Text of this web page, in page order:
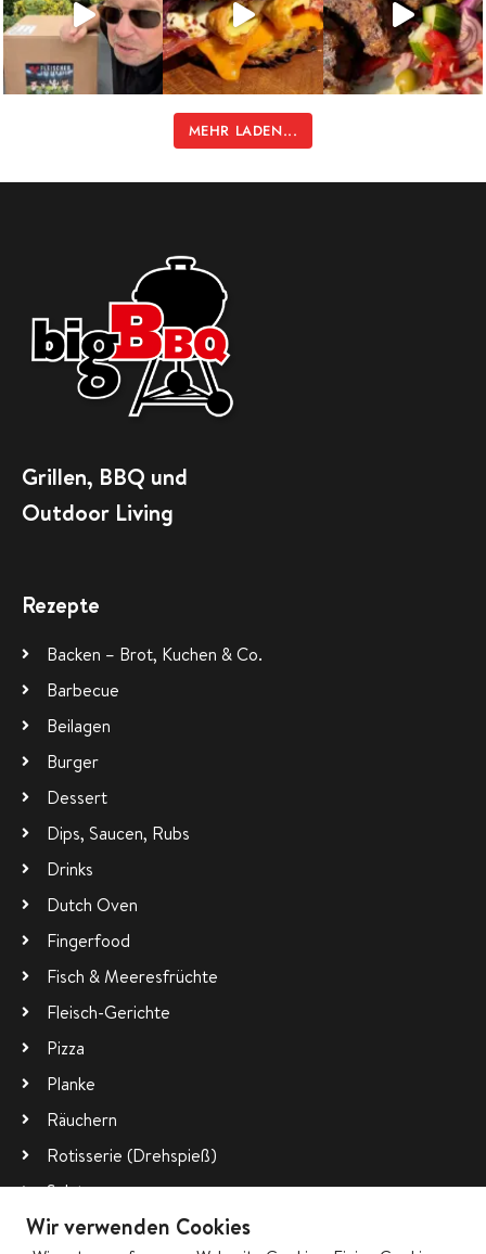
MEHR LADEN...
Grillen, BBQ und
Outdoor Living
Rezepte
Backen – Brot, Kuchen & Co.
Barbecue
Beilagen
Burger
Dessert
Dips, Saucen, Rubs
Drinks
Dutch Oven
Fingerfood
Fisch & Meeresfrüchte
Fleisch-Gerichte
Pizza
Planke
Räuchern
Rotisserie (Drehspieß)
Salate
Vegetarisch
Wir verwenden Cookies